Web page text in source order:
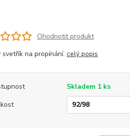
Ohodnotit produkt
svetřík na propínání. celý popis
Skladem 1 ks